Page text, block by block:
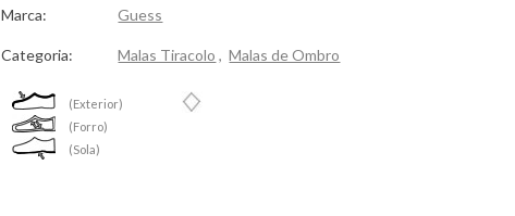
Marca: Guess
Categoria: Malas Tiracolo ,Malas de Ombro
(Exterior)
(Forro)
(Sola)